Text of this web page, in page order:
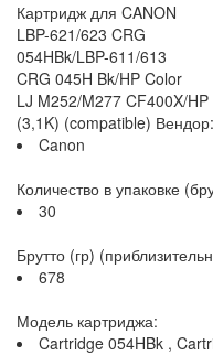
Картридж для CANON
LBP-621/623 CRG
054HBk/LBP-611/613
CRG 045H Bk/HP Color
LJ M252/M277 CF400X/
(3,1K) (compatible) Вендор:
Canon
Количество в упаковке
30
Брутто (гр)
678
Модель картриджа:
Cartridge 054HBk ,